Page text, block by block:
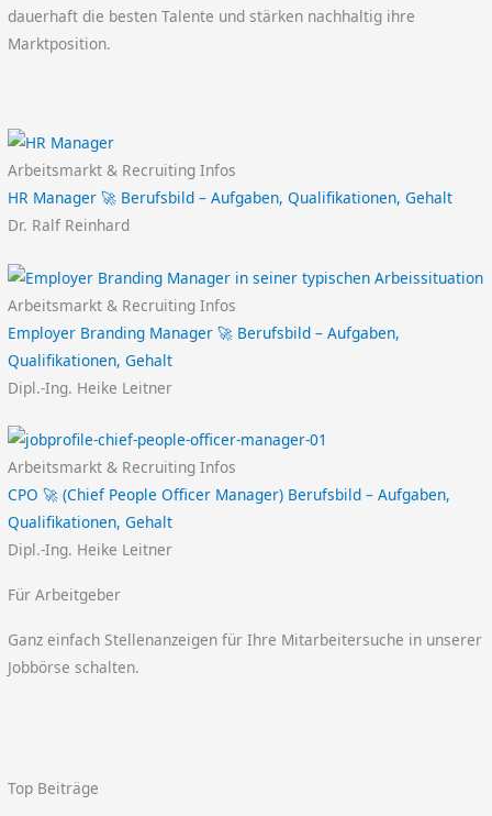
dauerhaft die besten Talente und stärken nachhaltig ihre
Marktposition.
Arbeitsmarkt & Recruiting Infos
HR Manager 🚀 Berufsbild – Aufgaben, Qualifikationen, Gehalt
Dr. Ralf Reinhard
Arbeitsmarkt & Recruiting Infos
Employer Branding Manager 🚀 Berufsbild – Aufgaben,
Qualifikationen, Gehalt
Dipl.-Ing. Heike Leitner
Arbeitsmarkt & Recruiting Infos
CPO 🚀 (Chief People Officer Manager) Berufsbild – Aufgaben,
Qualifikationen, Gehalt
Dipl.-Ing. Heike Leitner
Für Arbeitgeber
Ganz einfach Stellenanzeigen für Ihre Mitarbeitersuche in unserer
Jobbörse schalten.
Top Beiträge